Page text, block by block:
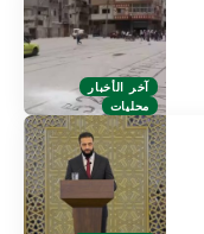
آخر الأخبار
محليات